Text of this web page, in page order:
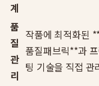
계
품
질
관
리
작품에 최적화된
품질패브릭**과
팅 기술을 직접 관